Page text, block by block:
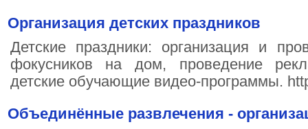
Организация детских праздников
Детские праздники: организация и
фокусников на дом, проведение
детские обучающие видео-программы.
Объединённые развлечения -